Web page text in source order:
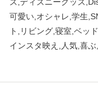
可愛い,オシャレ,学生
ト,リビング,寝室,ベッ
インスタ映え,人気,喜